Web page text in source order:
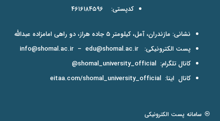
کدپستی: ۴۶۱۶۱۸۴۵۹۶
نشانی: مازندران، آمل، کیلومتر ۵ جاده هراز، دو راهی امامزاده عبدالله
پست الکترونیکی:
info@shomal.ac.ir – edu@shomal.ac.ir
کانال تلگرام: shomal_university_official@
کانال ایتا: eitaa.com/shomal_university_official
سامانه پست الکترونیکی